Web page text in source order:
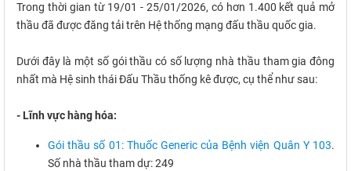
Trong thời gian từ 19/01 - 25/01/2026, có hơn 1.400 kết quả mở
thầu đã được đăng tải trên Hệ thống mạng đấu thầu quốc gia.
Dưới đây là một số gói thầu có số lượng nhà thầu tham gia đông
nhất mà Hệ sinh thái Đấu Thầu thống kê được, cụ thể như sau:
- Lĩnh vực hàng hóa:
Gói thầu số 01: Thuốc Generic của Bệnh viện Quân Y 103.
Số nhà thầu tham dự: 249